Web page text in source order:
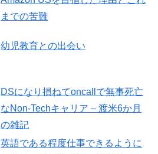
までの苦難
幼児教育との出会い
DSになり損ねてoncallで無事死亡
なNon-Techキャリア – 渡米6か月
の雑記
英語である程度仕事できるように